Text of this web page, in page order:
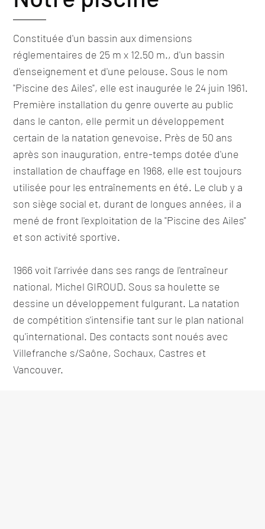
Constituée d'un bassin aux dimensions
réglementaires de 25 m x 12.50 m., d'un bassin
d'enseignement et d'une pelouse. Sous le nom
"Piscine des Ailes", elle est inaugurée le 24 juin 1961.
Première installation du genre ouverte au public
dans le canton, elle permit un développement
certain de la natation genevoise. Près de 50 ans
après son inauguration, entre-temps dotée d'une
installation de chauffage en 1968, elle est toujours
utilisée pour les entraînements en été. Le club y a
son siège social et, durant de longues années, il a
mené de front l'exploitation de la "Piscine des Ailes"
et son activité sportive.
1966 voit l'arrivée dans ses rangs de l'entraîneur
national, Michel GIROUD. Sous sa houlette se
dessine un développement fulgurant. La natation
de compétition s'intensifie tant sur le plan national
qu'international. Des contacts sont noués avec
Villefranche s/Saône, Sochaux, Castres et
Vancouver.